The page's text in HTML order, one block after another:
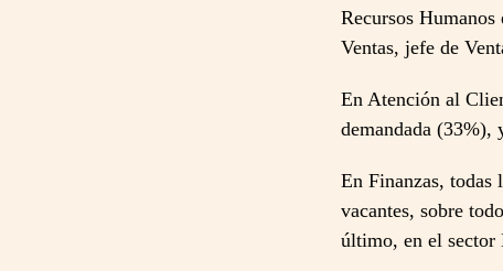
Recursos
Ventas, jefe de
En Atención al
demandada (33%),
En Finanzas, todas
vacantes, sobre
último, en el sector